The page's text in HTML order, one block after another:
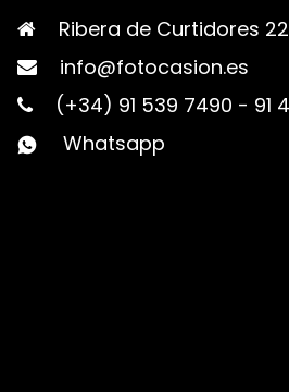
Ribera de Curtidores
info@fotocasion.es
(+34) 91 539 7490 - 91
Whatsapp